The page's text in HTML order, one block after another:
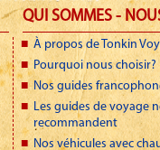
QUI SOMMES -
À propos de Tonkin
Pourquoi nous choisir?
Nos guides
Les guides de voyage
recommandent
Nos véhicules avec